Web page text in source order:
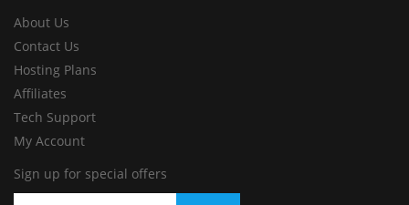
About Us
Contact Us
Hosting Plans
Affiliates
Tech Support
My Account
Sign up for special offers